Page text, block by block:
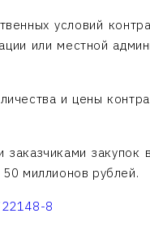
условий
или местной
и цены
заказчиками
миллионов рублей.
8